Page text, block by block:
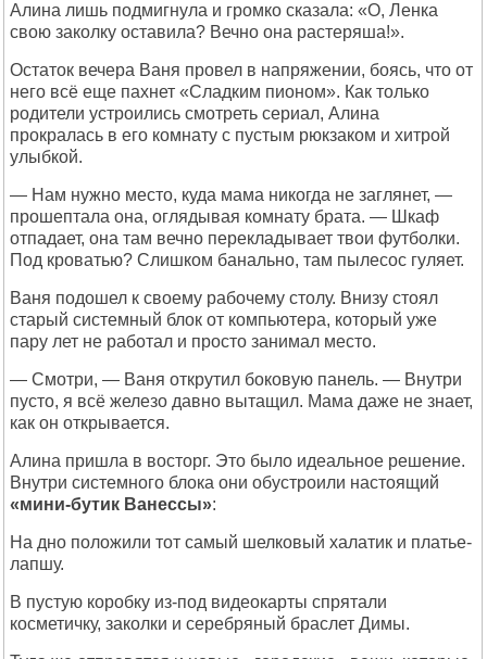
Алина лишь подмигнула и громко сказала: «О, Ленка
свою заколку оставила? Вечно она растеряша!».
Остаток вечера Ваня провел в напряжении, боясь, что от
него всё еще пахнет «Сладким пионом». Как только
родители устроились смотреть сериал, Алина
прокралась в его комнату с пустым рюкзаком и хитрой
улыбкой.
— Нам нужно место, куда мама никогда не заглянет, —
прошептала она, оглядывая комнату брата. — Шкаф
отпадает, она там вечно перекладывает твои футболки.
Под кроватью? Слишком банально, там пылесос гуляет.
Ваня подошел к своему рабочему столу. Внизу стоял
старый системный блок от компьютера, который уже
пару лет не работал и просто занимал место.
— Смотри, — Ваня открутил боковую панель. — Внутри
пусто, я всё железо давно вытащил. Мама даже не знает,
как он открывается.
Алина пришла в восторг. Это было идеальное решение.
Внутри системного блока они обустроили настоящий
«мини-бутик Ванессы»:
На дно положили тот самый шелковый халатик и платье-
лапшу.
В пустую коробку из-под видеокарты спрятали
косметичку, заколки и серебряный браслет Димы.